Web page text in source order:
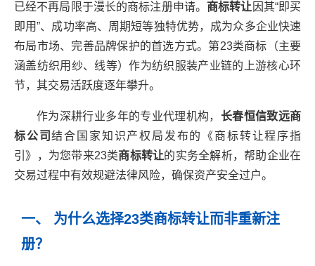
已经不再局限于漫长的商标注册申请。 商标转让 因其“即买
即用”、成功率高、周期短等独特优势，成为众多企业快速
布局市场、完善品牌保护的首选方式。第23类商标（主要
涵盖纺织用纱、线等）作为纺织服装产业链的上游核心环
节，其交易活跃度逐年攀升。
作为深耕行业多年的专业代理机构， 长春恒信致远商
标公司结合国家知识产权局发布的《商标转让程序指
引》，为您带来23类商标转让的实务全解析，帮助企业在
交易过程中有效规避法律风险，确保资产安全过户。
一、 为什么选择23类商标转让而非重新注
册？